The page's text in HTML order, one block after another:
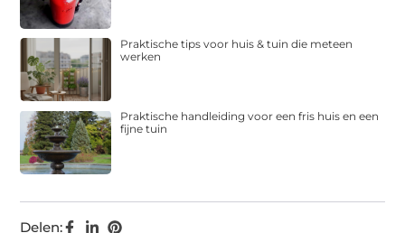
Delen:
Praktische tips voor huis & tuin die meteen
werken
Praktische handleiding voor een fris huis en een
fijne tuin